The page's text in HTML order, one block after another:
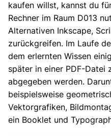
kaufen willst, kannst du
Rechner im Raum D013
Alternativen Inkscape,
zurückgreifen. Im Laufe
dem erlernten Wissen
später in einer PDF-Datei
abgegeben werden.
beispielsweise
Vektorgrafiken,
ein Booklet und